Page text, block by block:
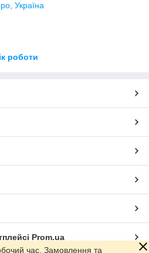
Україна
роботи
Prom.ua
час. Замовлення та